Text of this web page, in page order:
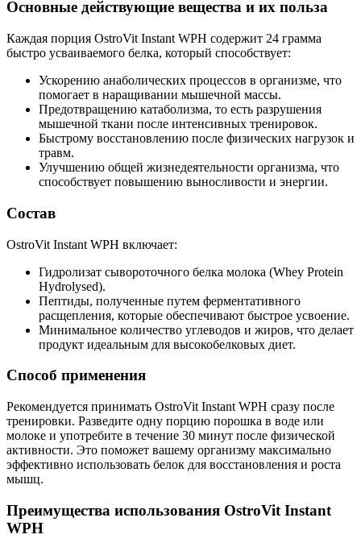
Основные действующие вещества и их польза
Каждая порция OstroVit Instant WPH содержит 24 грамма
быстро усваиваемого белка, который способствует:
Ускорению анаболических процессов в организме, что
помогает в наращивании мышечной массы.
Предотвращению катаболизма, то есть разрушения
мышечной ткани после интенсивных тренировок.
Быстрому восстановлению после физических нагрузок и
травм.
Улучшению общей жизнедеятельности организма, что
способствует повышению выносливости и энергии.
Состав
OstroVit Instant WPH включает:
Гидролизат сывороточного белка молока (Whey Protein
Hydrolysed).
Пептиды, полученные путем ферментативного
расщепления, которые обеспечивают быстрое усвоение.
Минимальное количество углеводов и жиров, что делает
продукт идеальным для высокобелковых диет.
Способ применения
Рекомендуется принимать OstroVit Instant WPH сразу после
тренировки. Разведите одну порцию порошка в воде или
молоке и употребите в течение 30 минут после физической
активности. Это поможет вашему организму максимально
эффективно использовать белок для восстановления и роста
мышц.
Преимущества использования OstroVit Instant
WPH